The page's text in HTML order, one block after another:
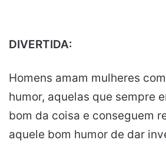
DIVERTIDA:
Homens amam mulheres
humor, aquelas que sempre
bom da coisa e conseguem
aquele bom humor de dar